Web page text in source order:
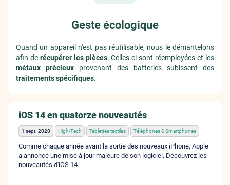
Geste écologique
Quand un appareil n'est pas réutilisable, nous le démantelons
afin de récupérer les pièces. Celles-ci sont réemployées et les
métaux précieux provenant des batteries subissent des
traitements spécifiques.
iOS 14 en quatorze nouveautés
1 sept. 2020 High-Tech Tablettes tactiles Téléphones & Smartphones
Comme chaque année avant la sortie des nouveaux iPhone, Apple
a annoncé une mise à jour majeure de son logiciel. Découvrez les
nouveautés d'iOS 14.